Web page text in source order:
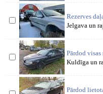
Rezerves
Jelgava un
Pārdod
Kuldīga un
Pārdod